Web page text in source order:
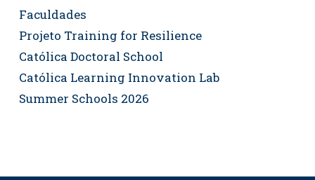
Faculdades
Projeto Training for Resilience
Católica Doctoral School
Católica Learning Innovation Lab
Summer Schools 2026